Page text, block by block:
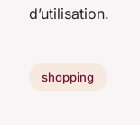
d’utilisation.
shopping